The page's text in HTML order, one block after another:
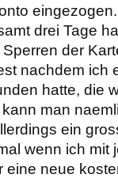
drei Tage
der
nachdem ich
hatte, die
man
ein
wenn ich mit
eine neue